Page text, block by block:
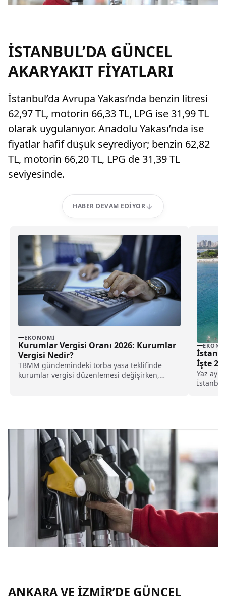
İSTANBUL’DA GÜNCEL
AKARYAKIT FİYATLARI
İstanbul’da Avrupa Yakası’nda benzin litresi
62,97 TL, motorin 66,33 TL, LPG ise 31,99 TL
olarak uygulanıyor. Anadolu Yakası’nda ise
fiyatlar hafif düşük seyrediyor; benzin 62,82
TL, motorin 66,20 TL, LPG de 31,39 TL
seviyesinde.
HABER DEVAM EDIYOR
EKONOMI
Kurumlar Vergisi Oranı 2026: Kurumlar
Vergisi Nedir?
TBMM gündemindeki torba yasa teklifinde
kurumlar vergisi düzenlemesi değişirken,
İşte
Yaz
ANKARA VE İZMİR’DE GÜNCEL